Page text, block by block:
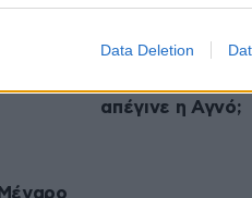
Data Deletion
26·05·2026 06:47
Αυγερινός |
απέγινε η Αγνό;